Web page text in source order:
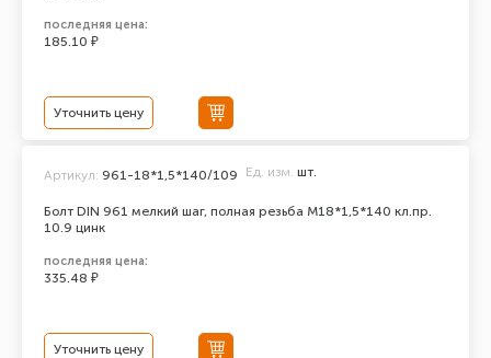
последняя цена:
185.10 ₽
Уточнить цену
Болт DIN 961 мелкий шаг, полная резьба M18*1,5*140 кл.пр.
10.9 цинк
Артикул: 961-18*1,5*140/109 Ед. изм. шт.
последняя цена:
335.48 ₽
Уточнить цену